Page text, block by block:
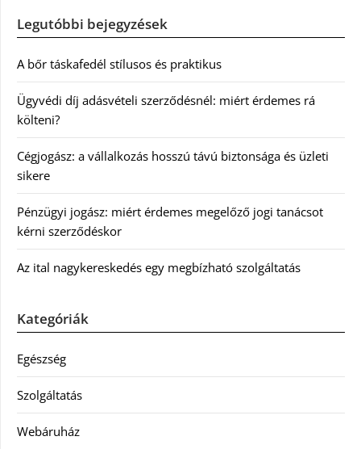
Legutóbbi bejegyzések
A bőr táskafedél stílusos és praktikus
Ügyvédi díj adásvételi szerződésnél: miért érdemes rá
költeni?
Cégjogász: a vállalkozás hosszú távú biztonsága és üzleti
sikere
Pénzügyi jogász: miért érdemes megelőző jogi tanácsot
kérni szerződéskor
Az ital nagykereskedés egy megbízható szolgáltatás
Kategóriák
Egészség
Szolgáltatás
Webáruház